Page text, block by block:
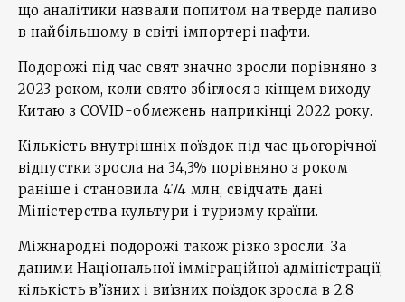
що аналітики назвали попитом на тверде паливо
в найбільшому в світі імпортері нафти.
Подорожі під час свят значно зросли порівняно з
2023 роком, коли свято збіглося з кінцем виходу
Китаю з COVID-обмежень наприкінці 2022 року.
Кількість внутрішніх поїздок під час цьогорічної
відпустки зросла на 34,3% порівняно з роком
раніше і становила 474 млн, свідчать дані
Міністерства культури і туризму країни.
Міжнародні подорожі також різко зросли. За
даними Національної імміграційної адміністрації,
кількість в’їзних і виїзних поїздок зросла в 2,8